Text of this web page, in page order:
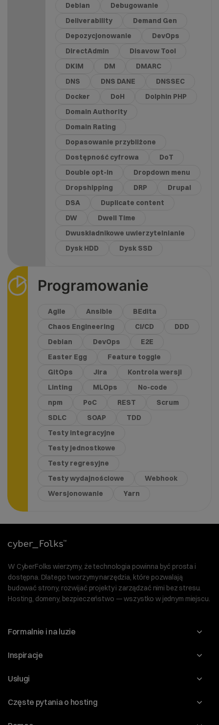
Debian
Debugowanie
Deliverability
Demand Gen
Depozycjonowanie
DevOps
DirectAdmin
Disavow Tool
DKIM
DM
DMARC
DNS
DNS DANE
DNSSEC
Docker
DoH
Dolphin PHP
Domain Authority
Domain Rating
Dopasowanie przybliżone
Dostępność cyfrowa
DoT
Double opt-in
Dropdown menu
Dropshipping
DRP
Drupal
DSA
Duplicate content
DW
Dwell Time
Dwuskładnikowe uwierzytelnianie
Dysk HDD
Dysk SSD
Programowanie
Agile Ansible
BEdita
Chaos Engineering
CI/CD
DDD
Debian
DevOps
E2E
Easter Egg
Feature toggle
GitOps
Jira
Kontrola wersji
Linting
MLOps
No-code
npm
PoC REST
Scrum
SDLC
SOAP
TDD
Testy integracyjne
Testy jednostkowe
Testy regresyjne
Testy wydajnościowe
Webhook
Wersjonowanie
Yarn
W CyberFolks wierzymy, że technologia powinna być prosta i
dostępna. Dlatego tworzymy narzędzia, które pozwalają
budować strony, rozwijać projekty i zarządzać nimi bez stresu.
Hosting, domeny, bezpieczeństwo — wszystko w jednym miejscu.
Formalnie i na luzie
O nas
Program Korzyści dla Inwestorów
Regulaminy i specyfikacje
Inspiracje
Blog
WordPress
Usługi
Domeny
Częste pytania o hosting
Jak przenieść stronę?